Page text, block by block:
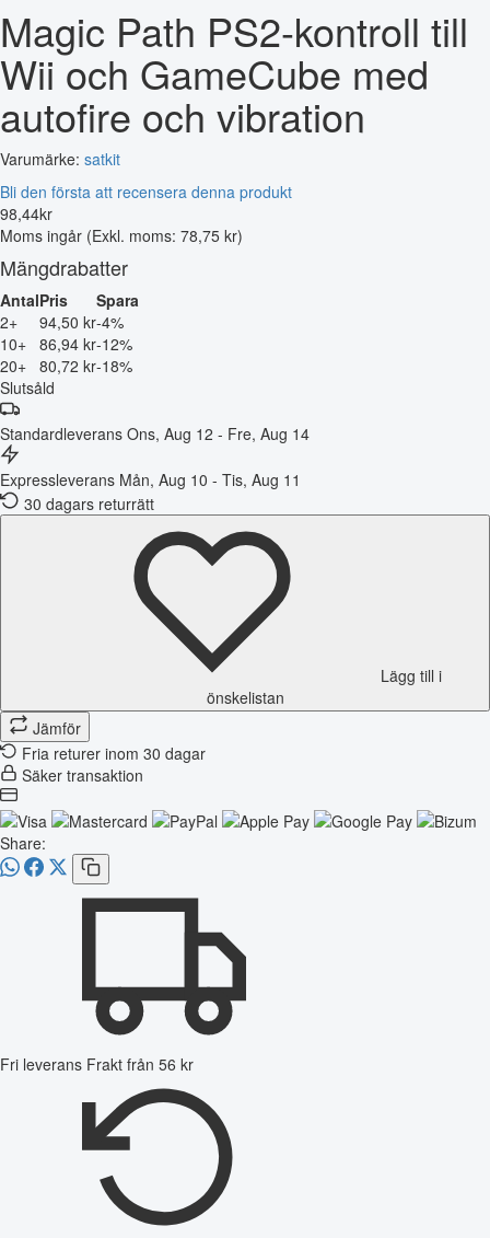
Magic Path PS2-kontroll till
Wii och GameCube med
autofire och vibration
Varumärke: satkit
Bli den första att recensera denna produkt
98,44kr
Moms ingår (Exkl. moms: 78,75 kr)
Mängdrabatter
AntalPris
Spara
2+
94,50 kr-4%
10+ 86,94 kr-12%
20+ 80,72 kr-18%
Slutsåld
Standardleverans Ons, Aug 12 - Fre, Aug 14
Expressleverans Mån, Aug 10 - Tis, Aug 11
30 dagars returrätt
Lägg till i
önskelistan
Jämför
Fria returer inom 30 dagar
Säker transaktion
Share:
Fri leverans Frakt från 56 kr